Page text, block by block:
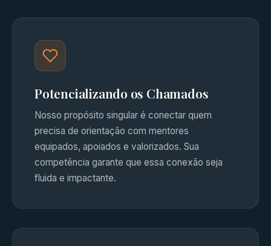
Potencializando os Chamados
Nosso propósito singular é conectar quem
precisa de orientação com mentores
equipados, apoiados e valorizados. Sua
competência garante que essa conexão seja
fluida e impactante.